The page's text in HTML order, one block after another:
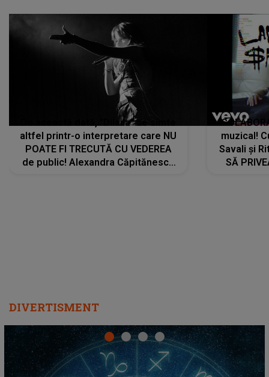
De această dată, "Dilaila" se simte
altfel printr-o interpretare care NU
POATE FI TRECUTĂ CU VEDEREA
de public! Alexandra Căpitănescu
muzical!
Savali și
SĂ
DIVERTISMENT